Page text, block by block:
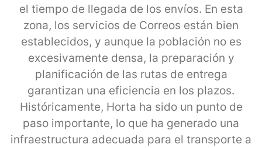
el tiempo de llegada de los envíos. En esta
zona, los servicios de Correos están bien
establecidos, y aunque la población no es
excesivamente densa, la preparación y
planificación de las rutas de entrega
garantizan una eficiencia en los plazos.
Históricamente, Horta ha sido un punto de
paso importante, lo que ha generado una
infraestructura adecuada para el transporte a